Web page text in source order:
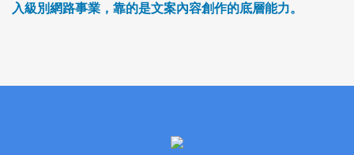
入級別網路事業，靠的是文案內容創作的底層能力。